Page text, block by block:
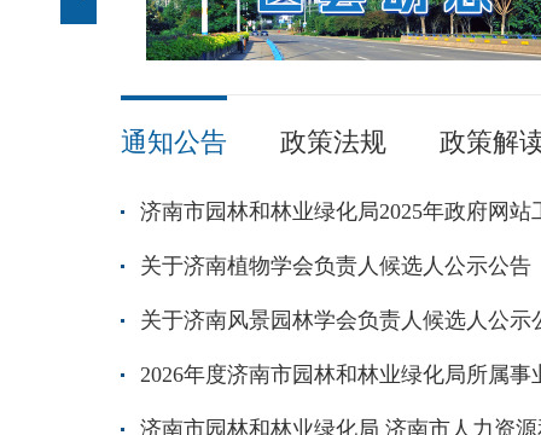
通知公告 政策法规 政策解
济南市园林和林业绿化局2025年政府网站
关于济南植物学会负责人候选人公示公告
关于济南风景园林学会负责人候选人公示